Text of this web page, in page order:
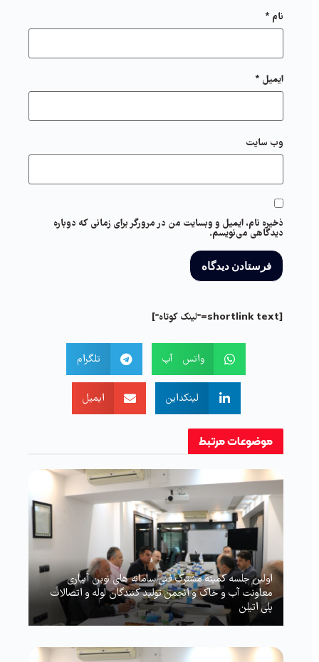
نام *
ایمیل *
وب‌ سایت
ذخیره نام، ایمیل و وبسایت من در مرورگر برای زمانی که دوباره
دیدگاهی می‌نویسم.
[shortlink text="لینک کوتاه"]
واتس آپ تلگرام
لینکداین ایمیل
موضوعاتمرتبط
اولین جلسه کمیته مشترک فنی سامانه های نوین آبیاری
معاونت آب و خاک و انجمن تولید کنندگان لوله و اتصالات
پلی اتیلن